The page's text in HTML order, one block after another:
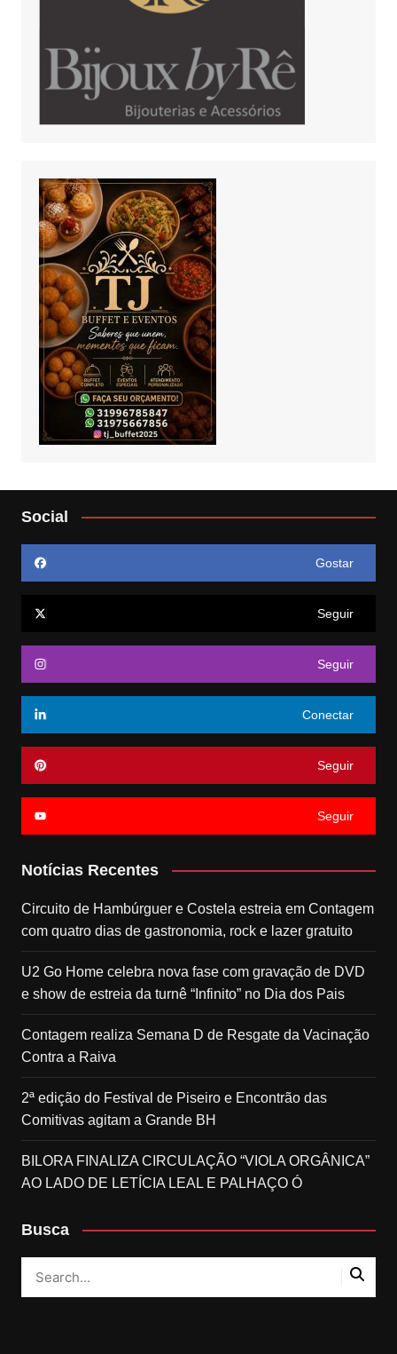
Social
Gostar
Seguir
Seguir
Conectar
Seguir
Seguir
Notícias Recentes
Circuito de Hambúrguer e Costela estreia em Contagem
com quatro dias de gastronomia, rock e lazer gratuito
U2 Go Home celebra nova fase com gravação de DVD
e show de estreia da turnê “Infinito” no Dia dos Pais
Contagem realiza Semana D de Resgate da Vacinação
Contra a Raiva
2ª edição do Festival de Piseiro e Encontrão das
Comitivas agitam a Grande BH
BILORA FINALIZA CIRCULAÇÃO “VIOLA ORGÂNICA”
AO LADO DE LETÍCIA LEAL E PALHAÇO Ó
Busca